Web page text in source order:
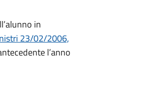
in
23/02/2006,
l’anno